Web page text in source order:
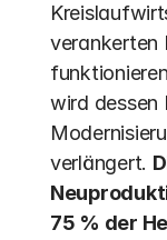
verankerten
wird dessen
verlängert.
75 % der